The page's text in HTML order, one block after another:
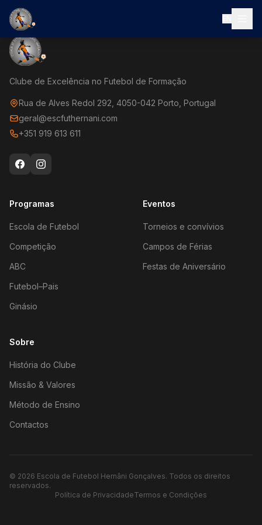
Clube de Excelência no Futebol de Formação
Rua de Alves Redol 292, 4050-042 Porto, Portugal
geral@escfuthernani.com
+351 919 613 611
Programas
Escola de Futebol
Competição
ABC
Futebol–Pais
Ginásio
Eventos
Torneios e convívios
Campos de Férias
Festas de Aniversário
Sobre
História do Clube
Missão & Valores
Método de Ensino
Contactos
© 2026 Escola de Futebol Hernâni Gonçalves. Todos os direitos
reservados.
Política de PrivacidadeTermos e Condições